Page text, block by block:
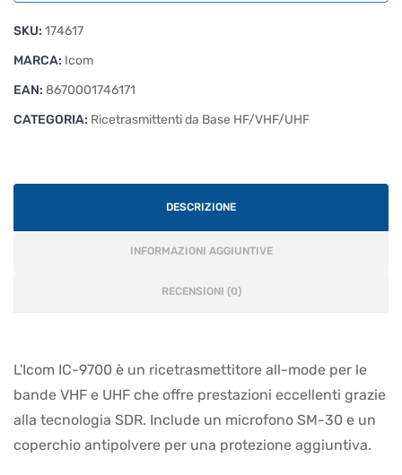
SKU: 174617
MARCA: Icom
EAN: 8670001746171
CATEGORIA: Ricetrasmittenti da Base HF/VHF/UHF
DESCRIZIONE
INFORMAZIONI AGGIUNTIVE
RECENSIONI (0)
L'Icom IC-9700 è un ricetrasmettitore all-mode per le
bande VHF e UHF che offre prestazioni eccellenti grazie
alla tecnologia SDR. Include un microfono SM-30 e un
coperchio antipolvere per una protezione aggiuntiva.